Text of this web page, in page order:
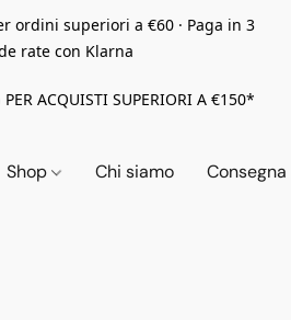
ordini superiori a €60 · Paga in 3
rate con Klarna
ACQUISTI SUPERIORI A €150*
Shop Chi siamo Consegna